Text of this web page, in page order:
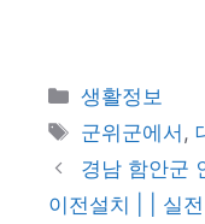
카
테
리
생활정보
태
그
군위군에서 ,
경남 함안군
이전설치 | | 실